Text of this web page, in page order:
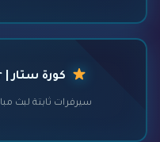
كورة ستار | Kora Star - مباريات HD
سيرفرات ثابتة لبث